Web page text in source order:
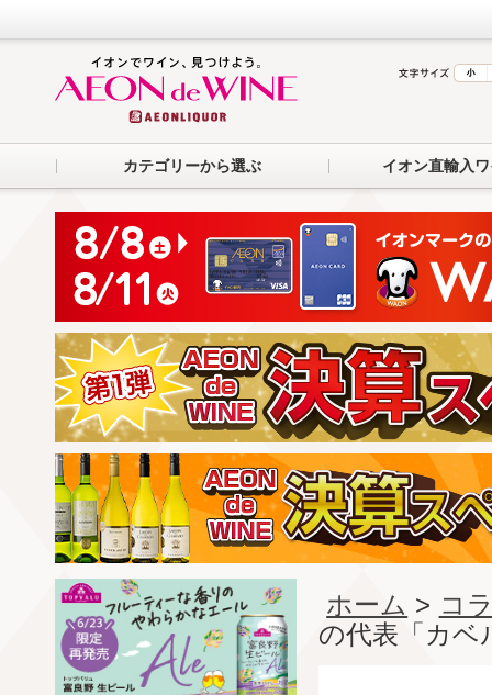
カテゴリーから選ぶ イオン直輸入
ホーム > コ
の代表「カベ